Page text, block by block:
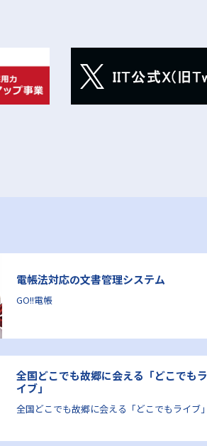
電帳法対応の文書管理システム
GO!!電帳
全国どこでも故郷に会える「どこでもラ
イブ」
全国どこでも故郷に会える「どこでもライブ」